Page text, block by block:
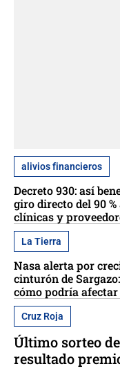
alivios financieros
Decreto 930: así
giro directo del 90
clínicas y
La Tierra
Nasa alerta por
cinturón de
cómo podría afectar
Cruz Roja
Último sorteo
resultado